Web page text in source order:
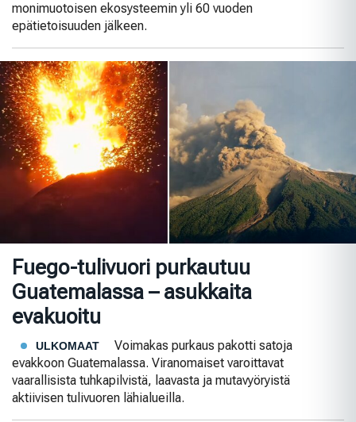
monimuotoisen ekosysteemin yli 60 vuoden
epätietoisuuden jälkeen.
Fuego-tulivuori purkautuu
Guatemalassa – asukkaita
evakuoitu
ULKOMAAT
Voimakas purkaus pakotti satoja
evakkoon Guatemalassa. Viranomaiset varoittavat
vaarallisista tuhkapilvistä, laavasta ja mutavyöryistä
aktiivisen tulivuoren lähialueilla.